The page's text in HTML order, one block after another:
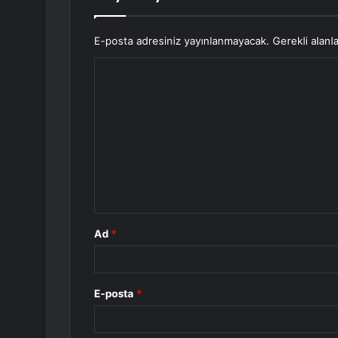
E-posta adresiniz yayınlanmayacak. Gerekli
Ad *
E-posta *